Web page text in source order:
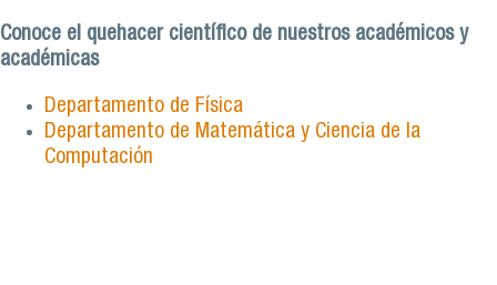
Conoce el quehacer científico de nuestros académicos y
académicas
Departamento de Física
Departamento de Matemática y Ciencia de la
Computación